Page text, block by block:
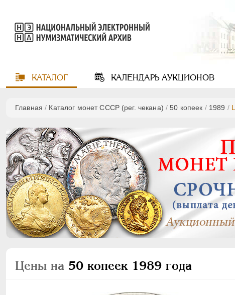
КАТАЛОГ КАЛЕНДАРЬАУКЦИОНОВ
Главная / Каталог монет СССР (рег. чекана) /50 копеек / 1989 /
Цены на 50 копеек 1989 года